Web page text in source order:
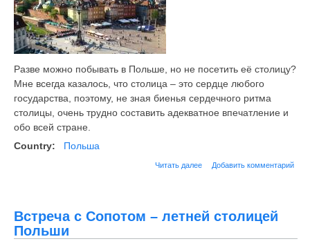
Разве можно побывать в Польше, но не посетить её столицу?
Мне всегда казалось, что столица – это сердце любого
государства, поэтому, не зная биенья сердечного ритма
столицы, очень трудно составить адекватное впечатление и
обо всей стране.
Country:
Польша
Читать далее Добавить комментарий
Встреча с Сопотом – летней столицей
Польши